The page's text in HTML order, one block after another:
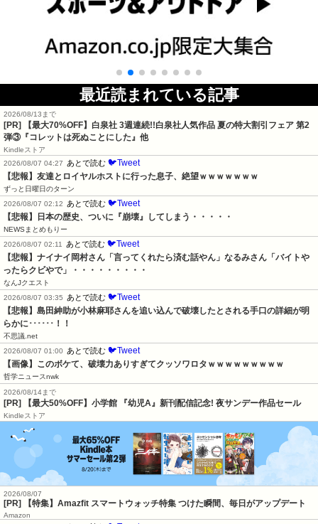
最近読まれている記事
2026/08/13まで
[PR] 【最大70%OFF】白泉社 3週連続!!白泉社人気作品 夏の特大割引フェア 第2
弾③『コレットは死ぬことにした』他
Kindleストア
2026/08/07 04:27
あとで読む 🐦Tweet
【悲報】友達とロイヤルホストに行った息子、絶望ｗｗｗｗｗｗｗ
ずっと日曜日のターン
2026/08/07 02:12
あとで読む 🐦Tweet
【悲報】日本の歴史、ついに『崩壊』してしまう・・・・・
NEWSまとめもりー
2026/08/07 02:11
あとで読む 🐦Tweet
【悲報】ナイナイ岡村さん「言ってくれたら済む話やん」なるみさん「バイトや
ったらクビやで」・・・・・・・・・
なんJクエスト
2026/08/07 03:35
あとで読む 🐦Tweet
【悲報】島田紳助が小林麻耶さんを追い込んで破壊したとされる手口の詳細が明
らかに･･････！！
不思議.net
2026/08/07 01:00
あとで読む 🐦Tweet
【画像】このボケて、破壊力ありすぎてクッソワロタｗｗｗｗｗｗｗｗｗ
哲学ニュースnwk
2026/08/14まで
[PR] 【最大50%OFF】小学館 『幼児A』新刊配信記念! 夜サンデー作品セール
Kindleストア
2026/08/07
[PR] 【特集】Amazfit スマートウォッチ特集 つけた瞬間、毎日がアップデート
Amazon